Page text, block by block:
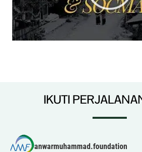
IKUTI
anwarmuhammad.foundation